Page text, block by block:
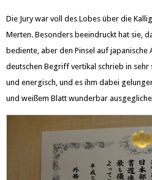
Die Jury war voll des Lobes über die
Merten. Besonders beeindruckt hat sie,
bediente, aber den Pinsel auf japanische
deutschen Begriff vertikal schrieb in
und energisch, und es ihm dabei
und weißem Blatt wunderbar